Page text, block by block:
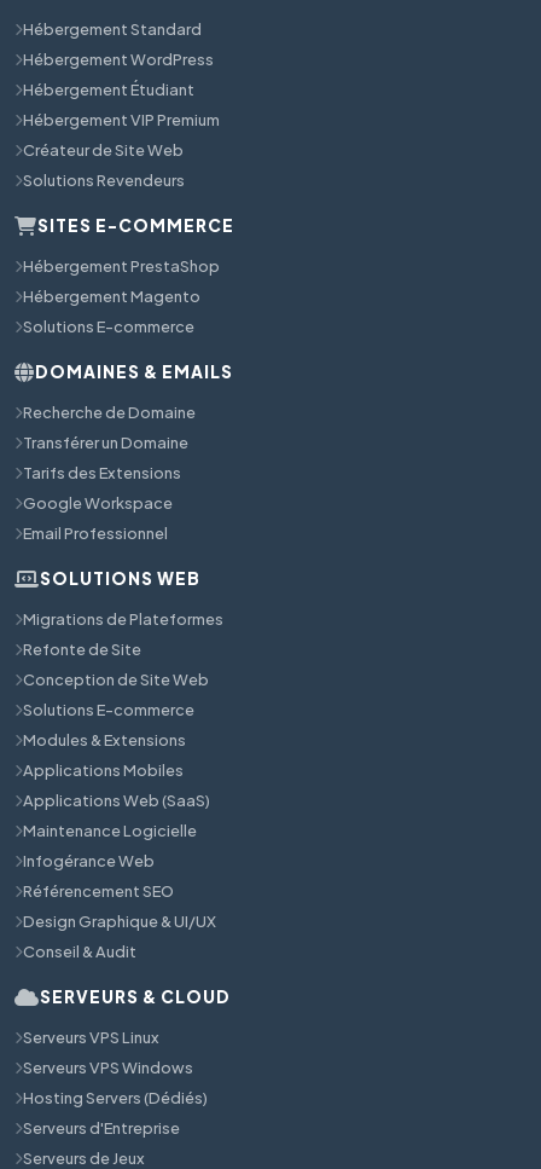
Hébergement Standard
Hébergement WordPress
Hébergement Étudiant
Hébergement VIP Premium
Créateur de Site Web
Solutions Revendeurs
SITES E-COMMERCE
Hébergement PrestaShop
Hébergement Magento
Solutions E-commerce
DOMAINES & EMAILS
Recherche de Domaine
Transférer un Domaine
Tarifs des Extensions
Google Workspace
Email Professionnel
SOLUTIONS WEB
Migrations de Plateformes
Refonte de Site
Conception de Site Web
Solutions E-commerce
Modules & Extensions
Applications Mobiles
Applications Web (SaaS)
Maintenance Logicielle
Infogérance Web
Référencement SEO
Design Graphique & UI/UX
Conseil & Audit
SERVEURS & CLOUD
Serveurs VPS Linux
Serveurs VPS Windows
Hosting Servers (Dédiés)
Serveurs d'Entreprise
Serveurs de Jeux